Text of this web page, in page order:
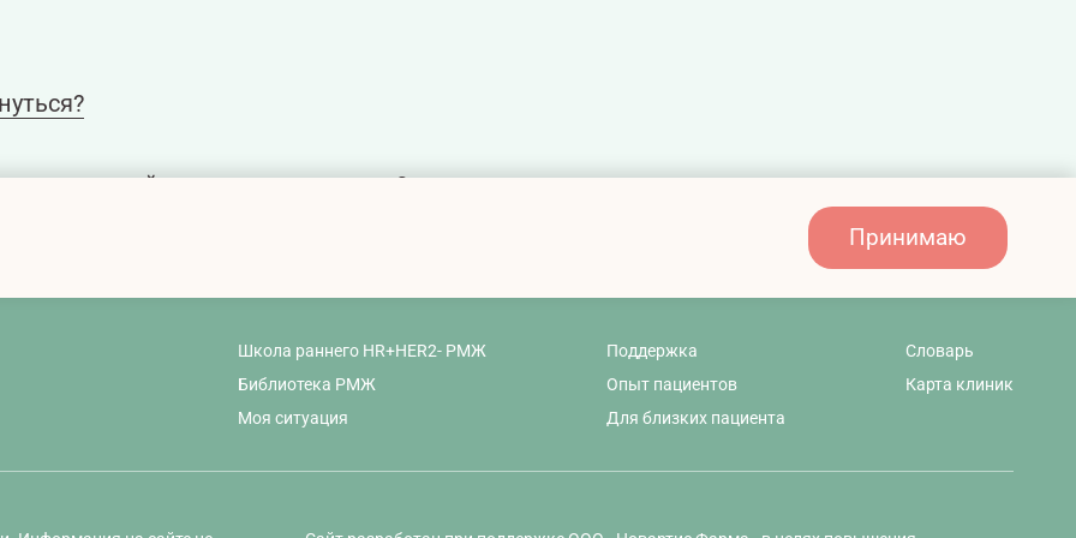
молочной железы существуют?
Школа раннего HR+HER2- РМЖ
Библиотека РМЖ
Моя ситуация
Поддержка
Опыт пациентов
Для близких пациента
Словарь
Карта клиник
Принимаю